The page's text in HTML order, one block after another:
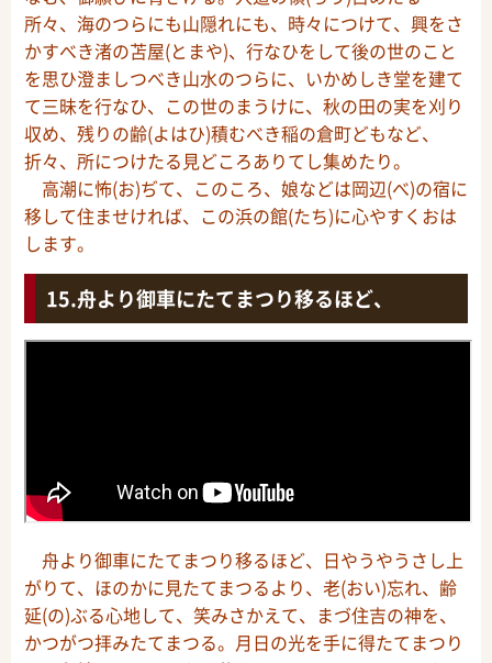
所々、海のつらにも山隠れにも、時々につけて、興をさ
かすべき渚の苫屋(とまや)、行なひをして後の世のこと
を思ひ澄ましつべき山水のつらに、いかめしき堂を建て
て三昧を行なひ、この世のまうけに、秋の田の実を刈り
収め、残りの齢(よはひ)積むべき稲の倉町どもなど、
折々、所につけたる見どころありてし集めたり。
高潮に怖(お)ぢて、このころ、娘などは岡辺(べ)の宿に
移して住ませければ、この浜の館(たち)に心やすくおは
します。
舟より御車にたてまつり移るほど、
舟より御車にたてまつり移るほど、日やうやうさし上
がりて、ほのかに見たてまつるより、老(おい)忘れ、齢
延(の)ぶる心地して、笑みさかえて、まづ住吉の神を、
かつがつ拝みたてまつる。月日の光を手に得たてまつり